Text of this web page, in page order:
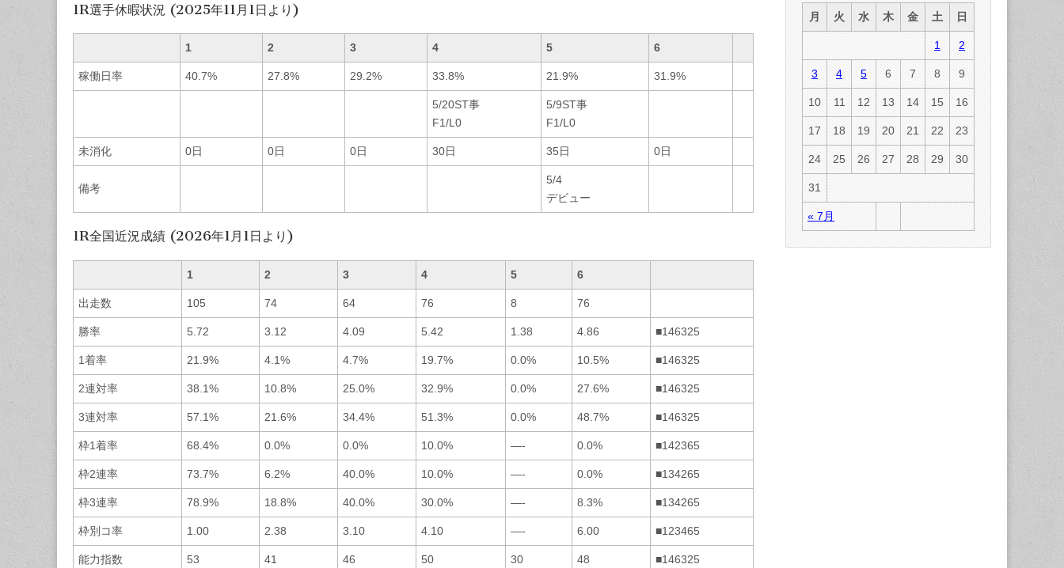
1R選手休暇状況 (2025年11月1日より)
1 2 3 4 5 6
稼働日率 40.7% 27.8% 29.2% 33.8% 21.9% 31.9%
5/20ST事
F1/L0
5/9ST事
F1/L0
未消化 0日 0日 0日 30日 35日 0日
備考
5/4
デビュー
1R全国近況成績 (2026年1月1日より)
1 2 3 4 5 6
出走数 105 74 64 76 8 76
勝率 5.72 3.12 4.09 5.42 1.38 4.86 ■146325
1着率 21.9% 4.1% 4.7% 19.7% 0.0% 10.5% ■146325
2連対率 38.1% 10.8% 25.0% 32.9% 0.0% 27.6% ■146325
3連対率 57.1% 21.6% 34.4% 51.3% 0.0% 48.7% ■146325
枠1着率 68.4% 0.0% 0.0% 10.0% —- 0.0% ■142365
枠2連率 73.7% 6.2% 40.0% 10.0% —- 0.0% ■134265
枠3連率 78.9% 18.8% 40.0% 30.0% —- 8.3% ■134265
枠別コ率 1.00 2.38 3.10 4.10 —- 6.00 ■123465
能力指数 53 41 46 50 30 48 ■146325
月
火 水 木 金 土 日
« 7月
1 2
3 4 5 6 7 8 9
10 11 12 13 14 15 16
17 18 19 20 21 22 23
24 25 26 27 28 29 30
31